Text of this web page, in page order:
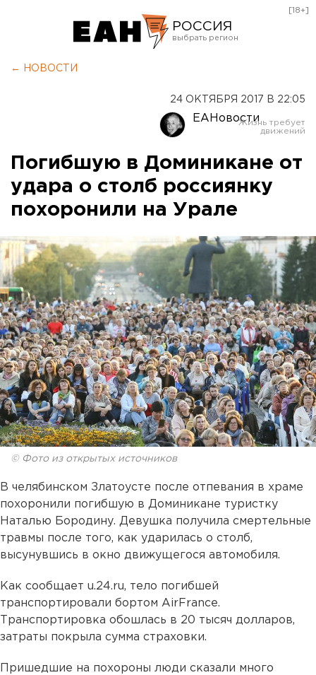
РОССИЯ
Оренбург
[18+]
← НОВОСТИ
24 ОКТЯБРЯ 2017 В 22:05
ЕАНовости
Погибшую в Доминикане от
удара о столб россиянку
похоронили на Урале
© Фото из открытых источников
В челябинском Златоусте после отпевания в храме
похоронили погибшую в Доминикане туристку
Наталью Бородину. Девушка получила смертельные
травмы после того, как ударилась о столб,
высунувшись в окно движущегося автомобиля.
Как сообщает u.24.ru, тело погибшей
транспортировали бортом AirFrance.
Транспортировка обошлась в 20 тысяч долларов,
затраты покрыла сумма страховки.
Пришедшие на похороны люди сказали много